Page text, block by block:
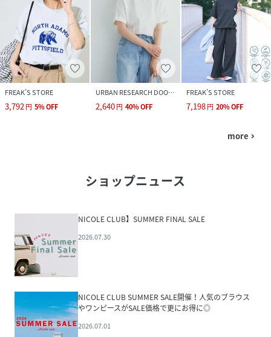
FREAK’S STORE
3,792円 5%OFF
URBAN RESEARCH DOORS
2,640円 40%OFF
FREAK’S STORE
7,198円 20%OFF
more navigate_next
ショップニュース
NICOLE CLUB】SUMMER FINAL SALE
2026.07.30
NICOLE CLUB SUMMER SALE開催！人気のブラウス
やワンピースがSALE価格で更にお得に◎
2026.07.01